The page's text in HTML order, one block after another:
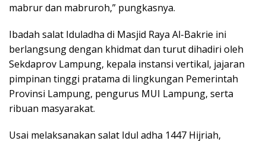
mabrur dan mabruroh,” pungkasnya.
​Ibadah salat Iduladha di Masjid Raya Al-Bakrie ini
berlangsung dengan khidmat dan turut dihadiri oleh
Sekdaprov Lampung, kepala instansi vertikal, jajaran
pimpinan tinggi pratama di lingkungan Pemerintah
Provinsi Lampung, pengurus MUI Lampung, serta
ribuan masyarakat.
Usai melaksanakan salat Idul adha 1447 Hijriah,